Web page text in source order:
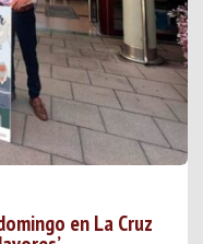
en La Cruz